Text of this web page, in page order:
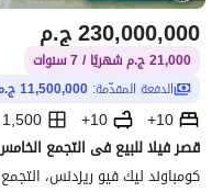
ج.م230,000,000
21,000 ج.م شهريًا / 7 سنوات
الدفعة المقدّمة: 11,500,000 ج.م
10+
10+
1,500 متر مربع
كومباوند ليك فيو ريزدنس،